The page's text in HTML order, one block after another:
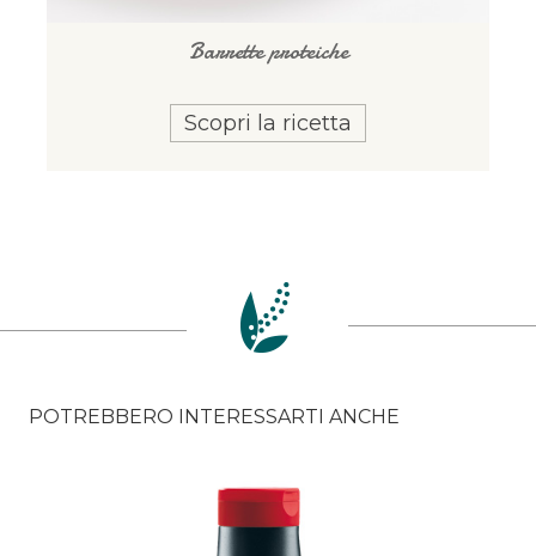
Barrette proteiche
Scopri la ricetta
POTREBBERO INTERESSARTI ANCHE